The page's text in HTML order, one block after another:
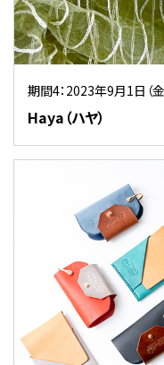
期間4：2023年9月1日（金
Haya（ハヤ）